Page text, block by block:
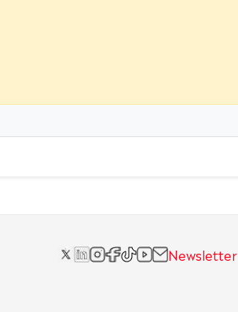
Newsletter